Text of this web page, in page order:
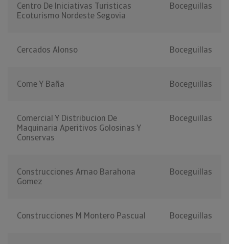
Centro De Iniciativas Turisticas
Ecoturismo Nordeste Segovia
Boceguillas
Cercados Alonso Boceguillas
Come Y Baña Boceguillas
Comercial Y Distribucion De
Maquinaria Aperitivos Golosinas Y
Conservas
Boceguillas
Construcciones Arnao Barahona
Gomez
Boceguillas
Construcciones M Montero Pascual Boceguillas